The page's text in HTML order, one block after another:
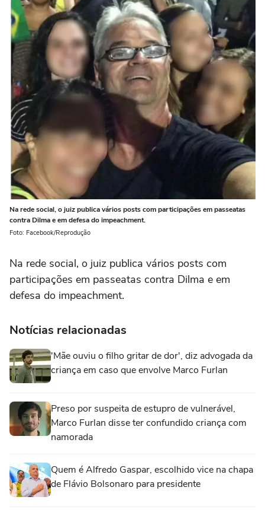
Na rede social, o juiz publica vários posts com participações em passeatas
contra Dilma e em defesa do impeachment.
Foto: Facebook/Reprodução
Na rede social, o juiz publica vários posts com
participações em passeatas contra Dilma e em
defesa do impeachment.
Notícias relacionadas
'Mãe ouviu o filho gritar de dor', diz advogada da
criança em caso que envolve Marco Furlan
Preso por suspeita de estupro de vulnerável,
Marco Furlan disse ter confundido criança com
namorada
Quem é Alfredo Gaspar, escolhido vice na chapa
de Flávio Bolsonaro para presidente